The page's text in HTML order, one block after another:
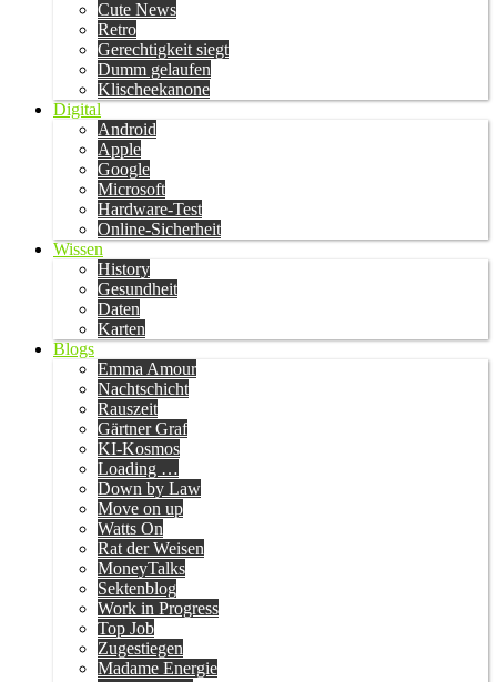
Cute News
Retro
Gerechtigkeit siegt
Dumm gelaufen
Klischeekanone
Digital
Android
Apple
Google
Microsoft
Hardware-Test
Online-Sicherheit
Wissen
History
Gesundheit
Daten
Karten
Blogs
Emma Amour
Nachtschicht
Rauszeit
Gärtner Graf
KI-Kosmos
Loading …
Down by Law
Move on up
Watts On
Rat der Weisen
MoneyTalks
Sektenblog
Work in Progress
Top Job
Zugestiegen
Madame Energie